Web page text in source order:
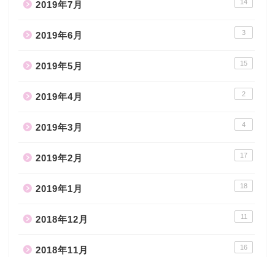
2019年7月 14
2019年6月 3
2019年5月 15
2019年4月 2
2019年3月 4
2019年2月 17
2019年1月 18
2018年12月 11
2018年11月 16